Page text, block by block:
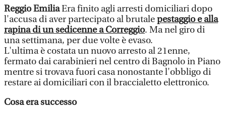
Reggio EmiliaEra finito agli arresti domiciliari dopo
l'accusa di aver partecipato al brutalepestaggio e alla
rapina di un sedicenne a Correggio. Ma nel giro di
una settimana, per due volte è evaso.
L'ultima è costata un nuovo arresto al 21enne,
fermato dai carabinieri nel centro di Bagnolo in Piano
mentre si trovava fuori casa nonostante l'obbligo di
restare ai domiciliari con il braccialetto elettronico.
Cosa era successo